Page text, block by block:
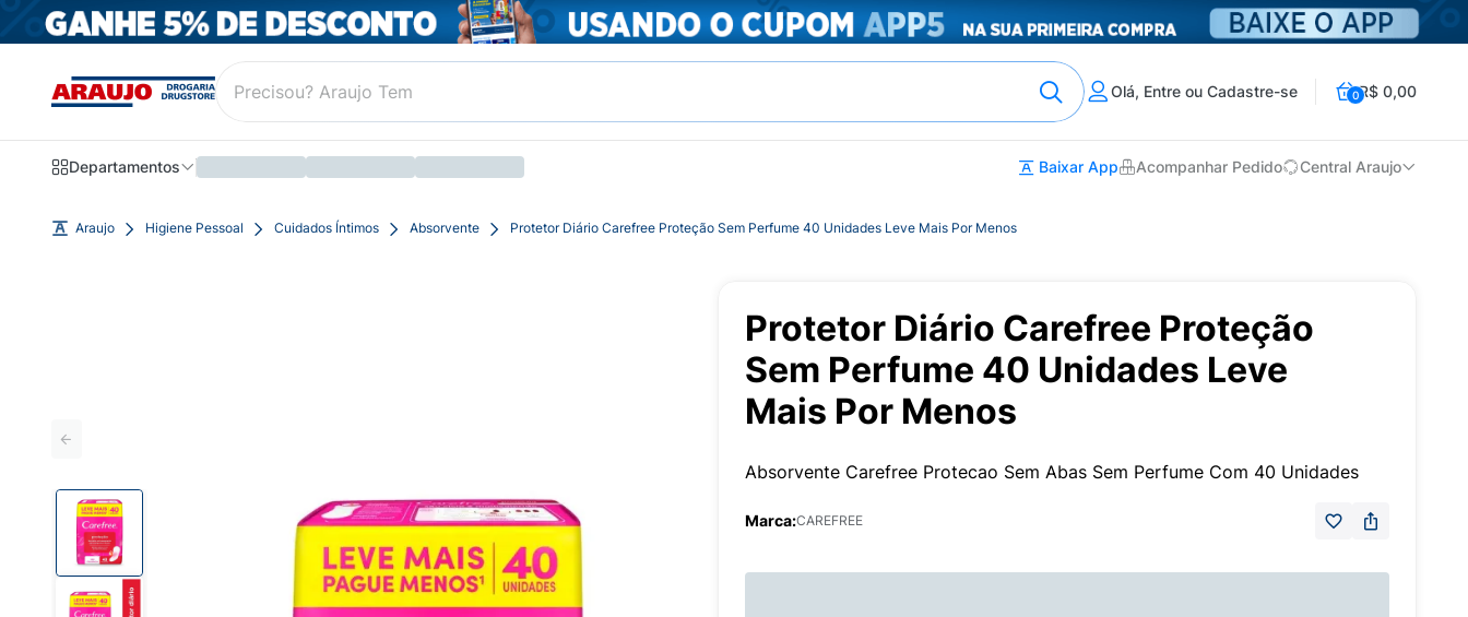
Olá, Entre ou Cadastre-se 0R$ 0,00
Departamentos Baixar App Acompanhar Pedido Central Araujo
Araujo Higiene Pessoal Cuidados Íntimos Absorvente Protetor Diário Carefree Proteção Sem Perfume 40 Unidades Leve Mais Por Menos
Protetor Diário Carefree Proteção
Sem Perfume 40 Unidades Leve
Mais Por Menos
Absorvente Carefree Protecao Sem Abas Sem Perfume Com 40 Unidades
Marca:CAREFREE